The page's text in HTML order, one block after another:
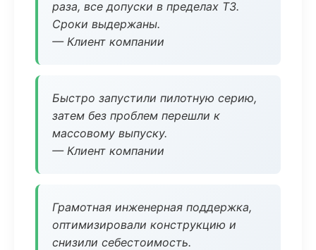
раза, все допуски в пределах ТЗ.
Сроки выдержаны.
— Клиент компании
Быстро запустили пилотную серию,
затем без проблем перешли к
массовому выпуску.
— Клиент компании
Грамотная инженерная поддержка,
оптимизировали конструкцию и
снизили себестоимость.